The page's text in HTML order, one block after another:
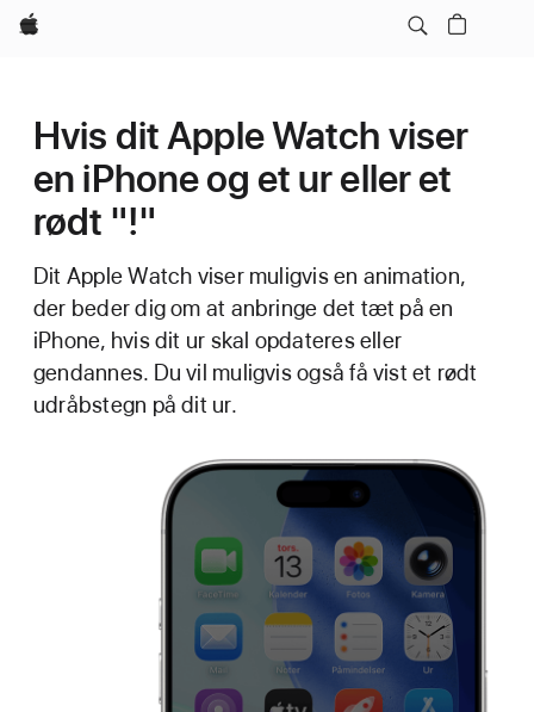
Apple
Hvis dit Apple Watch viser
en iPhone og et ur eller et
rødt "!"
Dit Apple Watch viser muligvis en animation,
der beder dig om at anbringe det tæt på en
iPhone, hvis dit ur skal opdateres eller
gendannes. Du vil muligvis også få vist et rødt
udråbstegn på dit ur.